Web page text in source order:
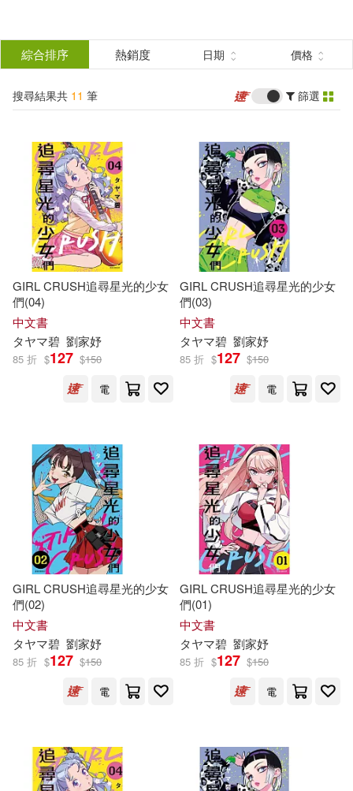
結
分類 (單選)
所有商品(11) 圖書(4)
雜誌(3) 電子書(4)
作者 (可複選)
出版社 (可複選)
配送方式 (可複選)
可超商取貨(7) 可海外宅配(7)
可港澳店取(7)
可新加坡店取(7)
可菲律賓店取(7)
電子書 (可複選)
綜合排序 熱銷度 日期 價格
搜尋結果共 11 筆 篩選
GIRL CRUSH追尋星光的少女
們(04)
中文書
タヤマ碧 劉家妤
85 折 $127 $150
電
GIRL CRUSH追尋星光的少女
們(03)
中文書
タヤマ碧 劉家妤
85 折 $127 $150
電
GIRL CRUSH追尋星光的少女
們(02)
中文書
タヤマ碧 劉家妤
85 折 $127 $150
電
GIRL CRUSH追尋星光的少女
們(01)
中文書
タヤマ碧 劉家妤
85 折 $127 $150
電